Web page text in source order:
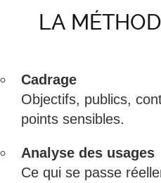
LA
Cadrage
Objectifs, publics,
points sensibles.
Analyse des usages
Ce qui se passe